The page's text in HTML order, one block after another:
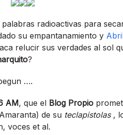
radioactivas para
su empantanamiento y
relucir sus verdades al sol
?
….
AM, que el Blog Propio
de su teclapistolas ,
voces et al.